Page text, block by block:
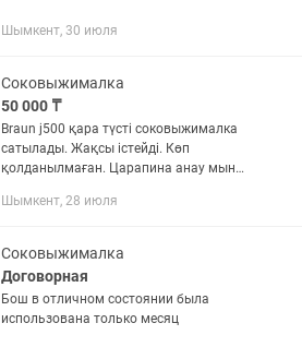
Шымкент, 30 июля
Соковыжималка
50 000 ₸
Braun j500 қара түсті соковыжималка
сатылады. Жақсы істейді. Көп
қолданылмаған. Царапина анау мынау
каспийде 90мың тг. 50мыңға береміз.
Шымкент, 28 июля
Соковыжималка
Договорная
Бош в отличном состоянии была
использована только месяц